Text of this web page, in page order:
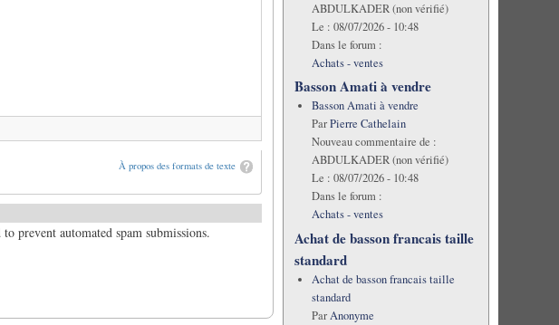
À propos des formats de texte
prevent automated spam submissions.
ABDULKADER (non vérifié)
Le : 08/07/2026 - 10:48
Dans le forum :
Achats - ventes
Basson Amati à vendre
Basson Amati à vendre
ParPierre Cathelain
Nouveau commentaire de :
ABDULKADER (non vérifié)
Le : 08/07/2026 - 10:48
Dans le forum :
Achats - ventes
Achat de basson francais taille
standard
Achat de basson francais taille
standard
ParAnonyme